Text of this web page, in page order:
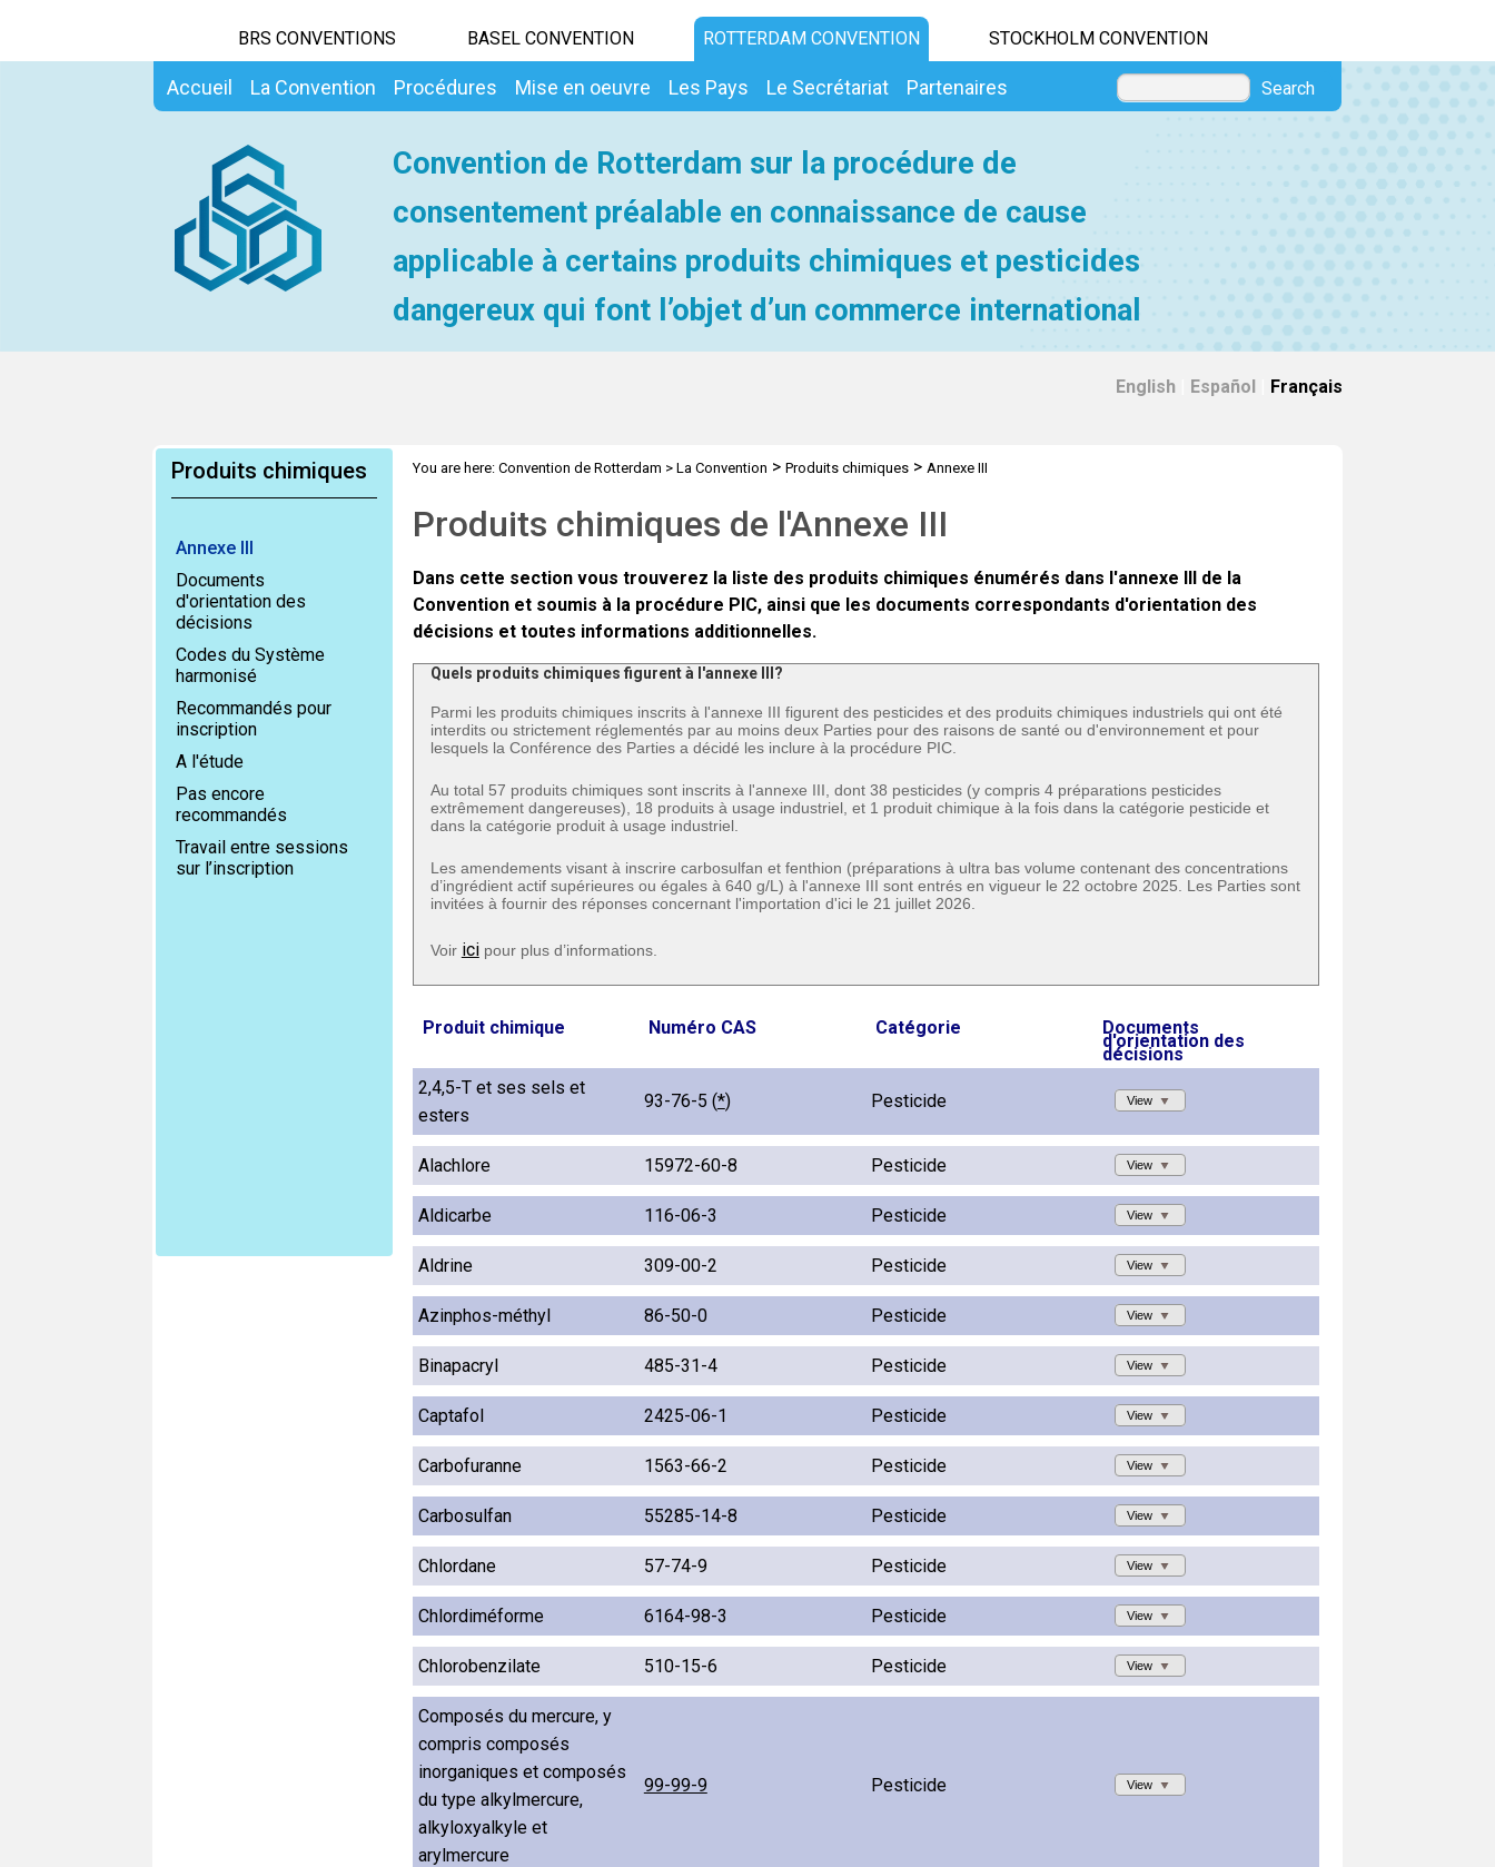
BRS CONVENTIONS BASEL CONVENTION ROTTERDAM CONVENTION STOCKHOLM CONVENTION
Accueil La Convention Procédures Mise en oeuvre Les Pays Le Secrétariat Partenaires Search
Convention de Rotterdam sur la procédure de
consentement préalable en connaissance de cause
applicable à certains produits chimiques et pesticides
dangereux qui font l’objet d’un commerce international
English Español Français
Produits chimiques
Annexe III
Documents
d'orientation des
décisions
Codes du Système
harmonisé
Recommandés pour
inscription
A l'étude
Pas encore
recommandés
Travail entre sessions
sur l’inscription
You are here: Convention de Rotterdam > La Convention > Produits chimiques> Annexe III
Produits chimiques de l'Annexe III
Dans cette section vous trouverez la liste des produits chimiques énumérés dans l'annexe III de la
Convention et soumis à la procédure PIC, ainsi que les documents correspondants d'orientation des
décisions et toutes informations additionnelles.
Quels produits chimiques figurent à l'annexe III?
Parmi les produits chimiques inscrits à l'annexe III figurent des pesticides et des produits chimiques industriels qui ont été
interdits ou strictement réglementés par au moins deux Parties pour des raisons de santé ou d'environnement et pour
lesquels la Conférence des Parties a décidé les inclure à la procédure PIC.
Au total 57 produits chimiques sont inscrits à l'annexe III, dont 38 pesticides (y compris 4 préparations pesticides
extrêmement dangereuses), 18 produits à usage industriel, et 1 produit chimique à la fois dans la catégorie pesticide et
dans la catégorie produit à usage industriel.
Les amendements visant à inscrire carbosulfan et fenthion (préparations à ultra bas volume contenant des concentrations
d’ingrédient actif supérieures ou égales à 640 g/L) à l'annexe III sont entrés en vigueur le 22 octobre 2025. Les Parties sont
invitées à fournir des réponses concernant l'importation d'ici le 21 juillet 2026.
Voir icipour plus d’informations.
Produit chimique Numéro CAS Catégorie Documents
d'orientation des
décisions
2,4,5-T et ses sels et
esters
93-76-5 (*) Pesticide View
Alachlore 15972-60-8 Pesticide View
Aldicarbe 116-06-3 Pesticide View
Aldrine 309-00-2 Pesticide View
Azinphos-méthyl 86-50-0 Pesticide View
Binapacryl 485-31-4 Pesticide View
Captafol 2425-06-1 Pesticide View
Carbofuranne 1563-66-2 Pesticide View
Carbosulfan 55285-14-8 Pesticide View
Chlordane 57-74-9 Pesticide View
Chlordiméforme 6164-98-3 Pesticide View
Chlorobenzilate 510-15-6 Pesticide View
Composés du mercure, y
compris composés
inorganiques et composés
du type alkylmercure,
alkyloxyalkyle et
arylmercure
99-99-9 Pesticide View